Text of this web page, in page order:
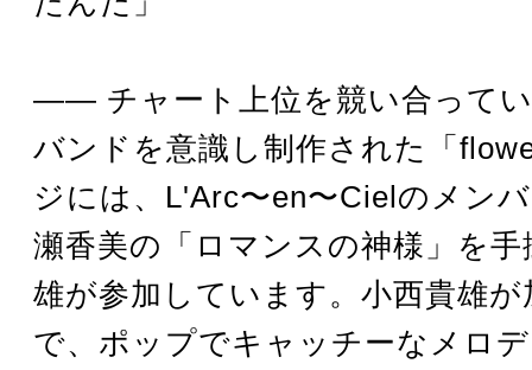
―― チャート上位を競い合って
バンドを意識し制作された「
ジには、L'Arc〜en〜Cielのメン
瀬香美の「ロマンスの神様」を
雄が参加しています。小西貴雄
で、ポップでキャッチーなメロ